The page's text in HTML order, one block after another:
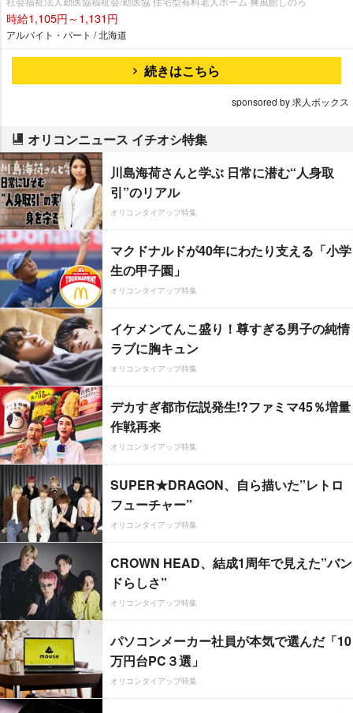
時給1,105円～1,131円
アルバイト・パート / 北海道
続きはこちら
sponsored by 求人ボックス
オリコンニュース イチオシ特集
川島海荷さんと学ぶ 日常に潜む“人身取
引”のリアル
オリコンタイアップ特集
マクドナルドが40年にわたり支える「小学
生の甲子園」
オリコンタイアップ特集
イケメンてんこ盛り！尊すぎる男子の純情
ラブに胸キュン
オリコンタイアップ特集
デカすぎ都市伝説発生!?ファミマ45％増量
作戦再来
オリコンタイアップ特集
SUPER★DRAGON、自ら描いた”レトロ
フューチャー”
オリコンタイアップ特集
CROWN HEAD、結成1周年で見えた”バン
ドらしさ”
オリコンタイアップ特集
パソコンメーカー社員が本気で選んだ「10
万円台PC３選」
オリコンタイアップ特集